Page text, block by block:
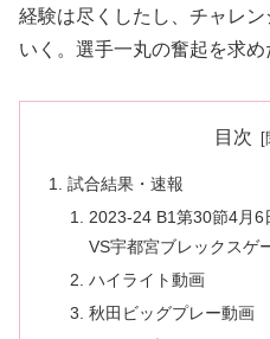
経験は尽くしたし、チャレ
いく。選手一丸の奮起を求め
目次
試合結果・速報
2023-24 B1第30節4月6
VS宇都宮ブレックスゲ
ハイライト動画
秋田ビッグプレー動画